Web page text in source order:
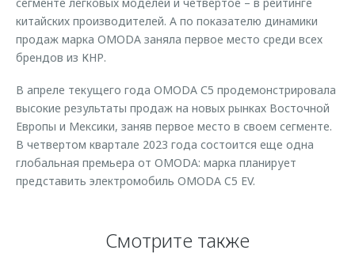
китайских производителей. А по показателю динамики
продаж марка OMODA заняла первое место среди всех
брендов из КНР.
В апреле текущего года OMODA С5 продемонстрировала
высокие результаты продаж на новых рынках Восточной
Европы и Мексики, заняв первое место в своем сегменте.
В четвертом квартале 2023 года состоится еще одна
глобальная премьера от OMODA: марка планирует
представить электромобиль OMODA C5 EV.
Смотрите также